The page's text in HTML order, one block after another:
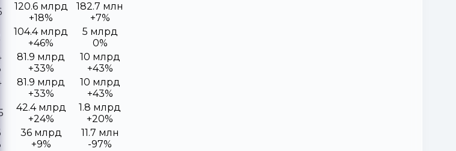
120.6 млрд
+18%
182.7 млн
+7%
104.4 млрд
+46%
5 млрд
0%
81.9 млрд
+33%
10 млрд
+43%
81.9 млрд
+33%
10 млрд
+43%
42.4 млрд
+24%
1.8 млрд
+20%
36 млрд
+9%
11.7 млн
-97%